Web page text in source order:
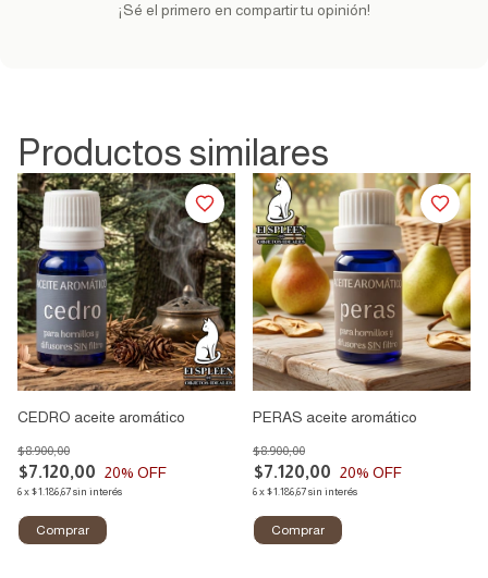
¡Sé el primero en compartir tu opinión!
Productos similares
CEDRO aceite aromático
$7.120,00
$8.900,00
20% OFF
6x$1.186,67sin interés
PERAS aceite aromático
$7.120,00
$8.900,00
20% OFF
6x$1.186,67sin interés